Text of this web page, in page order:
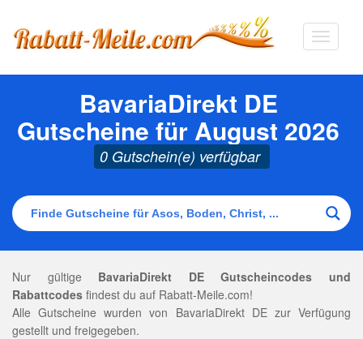
BavariaDirekt DE
Gutscheine für August 2026
0 Gutschein(e) verfügbar
Nur gültige BavariaDirekt DE Gutscheincodes und
Rabattcodes findest du auf Rabatt-Meile.com!
Alle Gutscheine wurden von BavariaDirekt DE zur Verfügung
gestellt und freigegeben.